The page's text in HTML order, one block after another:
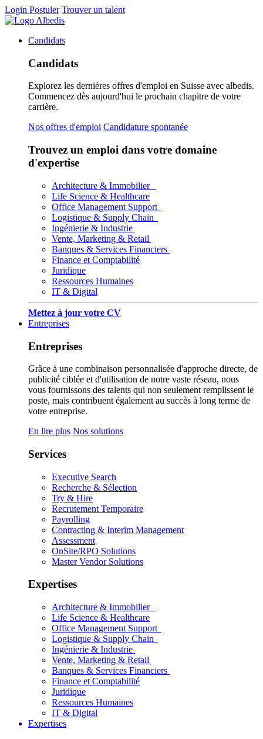
Login Postuler Trouver un talent
Candidats
Candidats
Explorez les dernières offres d'emploi en Suisse avec albedis.
Commencez dès aujourd'hui le prochain chapitre de votre
carrière.
Nos offres d'emploi Candidature spontanée
Trouvez un emploi dans votre domaine
d'expertise
Architecture & Immobilier
Life Science & Healthcare
Office Management Support
Logistique & Supply Chain
Ingénierie & Industrie
Vente, Marketing & Retail
Banques & Services Financiers
Finance et Comptabilité
Juridique
Ressources Humaines
IT & Digital
Mettez à jour votre CV
Entreprises
Entreprises
Grâce à une combinaison personnalisée d'approche directe, de
publicité ciblée et d'utilisation de notre vaste réseau, nous
vous fournissons des talents qui non seulement remplissent le
poste, mais contribuent également au succès à long terme de
votre entreprise.
En lire plus Nos solutions
Services
Executive Search
Recherche & Sélection
Try & Hire
Recrutement Temporaire
Payrolling
Contracting & Interim Management
Assessment
OnSite/RPO Solutions
Master Vendor Solutions
Expertises
Architecture & Immobilier
Life Science & Healthcare
Office Management Support
Logistique & Supply Chain
Ingénierie & Industrie
Vente, Marketing & Retail
Banques & Services Financiers
Finance et Comptabilité
Juridique
Ressources Humaines
IT & Digital
Expertises